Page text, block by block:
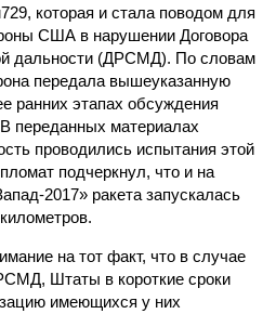
которая и стала поводом для
США в нарушении Договора
дальности (ДРСМД). По словам
передала вышеуказанную
ранних этапах обсуждения
переданных материалах
проводились испытания этой
подчеркнул, что и на
2017» ракета запускалась
на тот факт, что в случае
Штаты в короткие сроки
имеющихся у них